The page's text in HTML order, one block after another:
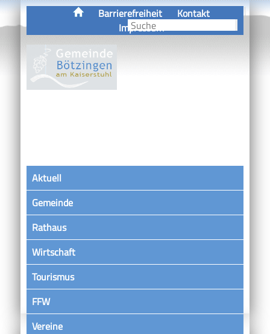
Barrierefreiheit
Kontakt
Impressum
Aktuell
Gemeinde
Rathaus
Wirtschaft
Tourismus
FFW
VereineSatzungen